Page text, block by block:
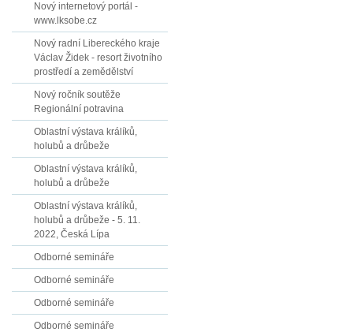
Nový internetový portál -
www.lksobe.cz
Nový radní Libereckého kraje
Václav Židek - resort životního
prostředí a zemědělství
Nový ročník soutěže
Regionální potravina
Oblastní výstava králíků,
holubů a drůbeže
Oblastní výstava králíků,
holubů a drůbeže
Oblastní výstava králíků,
holubů a drůbeže - 5. 11.
2022, Česká Lípa
Odborné semináře
Odborné semináře
Odborné semináře
Odborné semináře